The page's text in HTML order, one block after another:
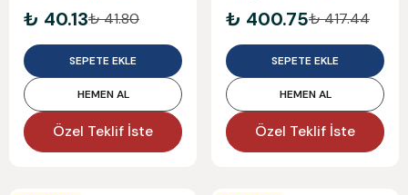
₺ 40.13₺ 41.80
SEPETE EKLE
HEMEN AL
Özel Teklif İste
Asbestsiz
₺ 400.75₺ 417.44
SEPETE EKLE
HEMEN AL
Özel Teklif İste